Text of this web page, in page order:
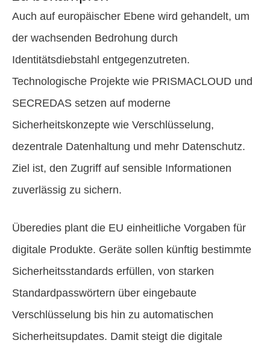
Auch auf europäischer Ebene wird gehandelt, um
der wachsenden Bedrohung durch
Identitätsdiebstahl entgegenzutreten.
Technologische Projekte wie PRISMACLOUD und
SECREDAS setzen auf moderne
Sicherheitskonzepte wie Verschlüsselung,
dezentrale Datenhaltung und mehr Datenschutz.
Ziel ist, den Zugriff auf sensible Informationen
zuverlässig zu sichern.
Überedies plant die EU einheitliche Vorgaben für
digitale Produkte. Geräte sollen künftig bestimmte
Sicherheitsstandards erfüllen, von starken
Standardpasswörtern über eingebaute
Verschlüsselung bis hin zu automatischen
Sicherheitsupdates. Damit steigt die digitale